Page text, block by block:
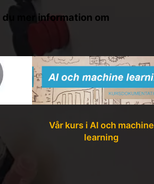
mer information om
Vår kurs i AI och machine
learning